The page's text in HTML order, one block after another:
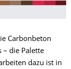
Carbonbeton
– die Palette
dazu ist in